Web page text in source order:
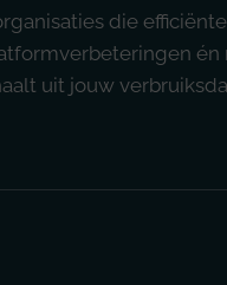
die
én
uit jouw